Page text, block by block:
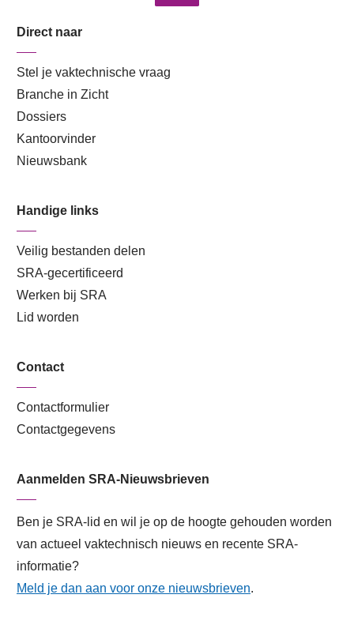
Direct naar
Stel je vaktechnische vraag
Branche in Zicht
Dossiers
Kantoorvinder
Nieuwsbank
Handige links
Veilig bestanden delen
SRA-gecertificeerd
Werken bij SRA
Lid worden
Contact
Contactformulier
Contactgegevens
Aanmelden SRA-Nieuwsbrieven
Ben je SRA-lid en wil je op de hoogte gehouden worden
van actueel vaktechnisch nieuws en recente SRA-
informatie?
Meld je dan aan voor onze nieuwsbrieven.